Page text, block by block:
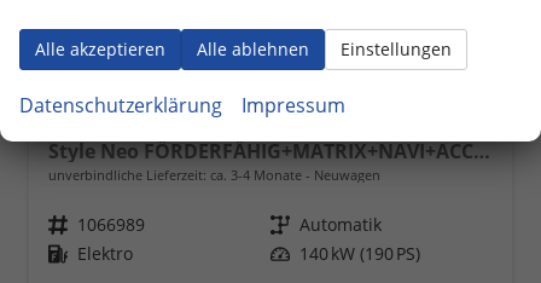
Style Neo FÖRDERFÄHIG+MATRIX+NAVI+ACC+KAMERA+KESSY+18" ALU
unverbindliche Lieferzeit: ca. 3-4 Monate Neuwagen
Fahrzeugnr. 1066989 Getriebe Automatik
Kraftstoff Elektro Leistung 140 kW (190 PS)
Alle akzeptieren Alle ablehnen Einstellungen
Datenschutzerklärung Impressum